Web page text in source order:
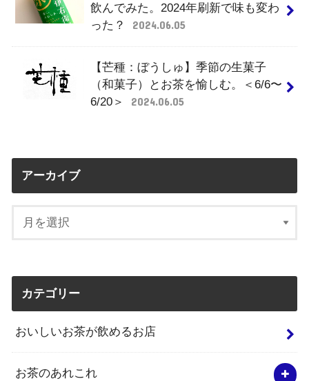
飲んでみた。2024年刷新で味も変わ
った？
2024.06.05
【芒種：ぼうしゅ】季節の生菓子
（和菓子）とお茶を愉しむ。＜6/6〜
6/20＞
2024.06.05
アーカイブ
カテゴリー
おいしいお茶が飲めるお店
お茶のあれこれ